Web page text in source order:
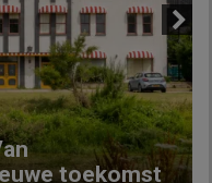
toekomst
Next